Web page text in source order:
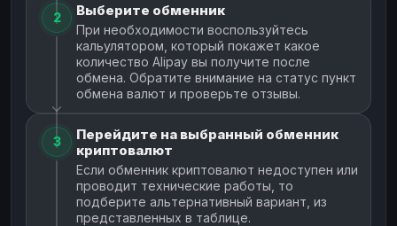
2 Выберите обменник
При необходимости воспользуйтесь
кальулятором, который покажет какое
количество Alipay вы получите после
обмена. Обратите внимание на статус пункт
обмена валют и проверьте отзывы.
3
Перейдите на выбранный обменник
криптовалют
Если обменник криптовалют недоступен или
проводит технические работы, то
подберите альтернативный вариант, из
представленных в таблице.